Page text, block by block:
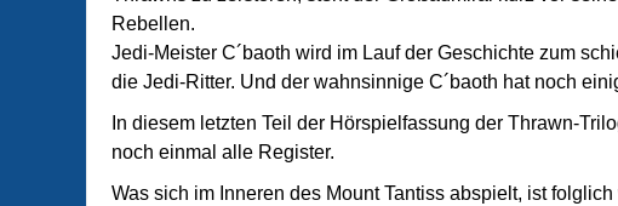
Rebellen.
Jedi-Meister C´baoth wird im Lauf der Geschichte zum
die Jedi-Ritter. Und der wahnsinnige C´baoth hat noch
In diesem letzten Teil der Hörspielfassung der Thrawn-
noch einmal alle Register.
Was sich im Inneren des Mount Tantiss abspielt, ist